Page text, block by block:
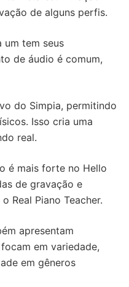
de alguns perfis.
um tem seus
de áudio é comum,
do Simpia, permitindo
Isso cria uma
real.
é mais forte no Hello
de gravação e
Real Piano Teacher.
apresentam
em variedade,
em gêneros